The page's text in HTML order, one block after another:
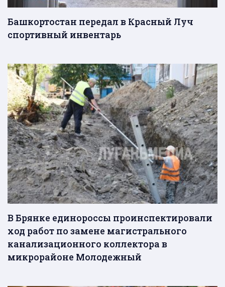
Башкортостан передал в Красный Луч
спортивный инвентарь
В Брянке единороссы проинспектировали
ход работ по замене магистрального
канализационного коллектора в
микрорайоне Молодежный